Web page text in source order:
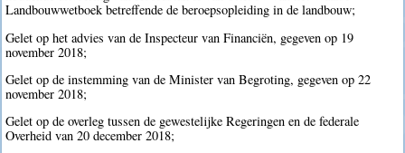
Landbouwwetboek betreffende de beroepsopleiding in de landbouw;
Gelet op het advies van de Inspecteur van Financiën, gegeven op 19
november 2018;
Gelet op de instemming van de Minister van Begroting, gegeven op 22
november 2018;
Gelet op de overleg tussen de gewestelijke Regeringen en de federale
Overheid van 20 december 2018;